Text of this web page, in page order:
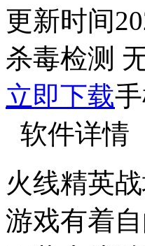
更新时间
杀毒检测
立即下载
软件详情
火线精英
游戏有着